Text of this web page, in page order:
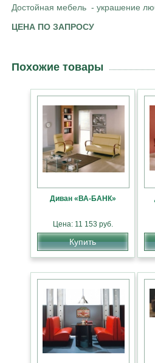
Достойная мебель - украшение
ЦЕНА ПО ЗАПРОСУ
Похожие товары
Диван «ВА-БАНК»
Цена: 11 153 руб.
Купить